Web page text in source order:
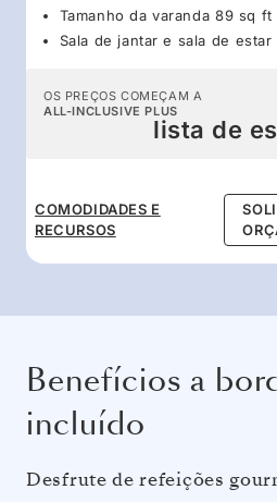
Tamanho da varanda 89 sq ft
Sala de jantar e sala de estar
OS PREÇOS COMEÇAM A
ALL-INCLUSIVE PLUS
lista de
COMODIDADES E
RECURSOS
Benefícios a
incluído
Desfrute de refeições